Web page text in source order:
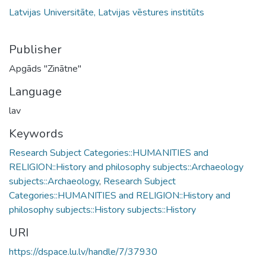
Latvijas Universitāte, Latvijas vēstures institūts
Publisher
Apgāds "Zinātne"
Language
lav
Keywords
Research Subject Categories::HUMANITIES and
RELIGION::History and philosophy subjects::Archaeology
subjects::Archaeology, Research Subject
Categories::HUMANITIES and RELIGION::History and
philosophy subjects::History subjects::History
URI
https://dspace.lu.lv/handle/7/37930